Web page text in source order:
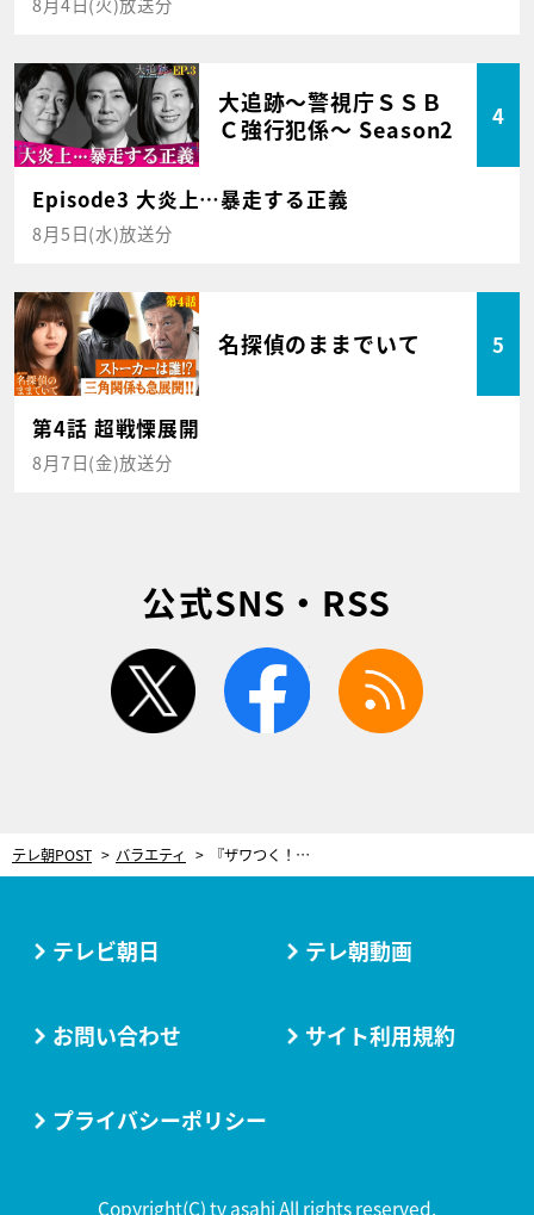
大追跡～警視庁ＳＳＢ
Ｃ強行犯係～ Season2
4
Episode3 大炎上…暴走する正義
8月5日(水)放送分
名探偵のままでいて 5
第4話 超戦慄展開
8月7日(金)放送分
公式SNS・RSS
twitter facebook
テレ朝POST バラエティ 『ザワつく！金曜日』拡大スペシャルを放送！番組コンサートの“禁断の裏側”を大公開
テレビ朝日 テレ朝動画
お問い合わせ サイト利用規約
プライバシーポリシー
Copyright(C) tv asahi All rights reserved.